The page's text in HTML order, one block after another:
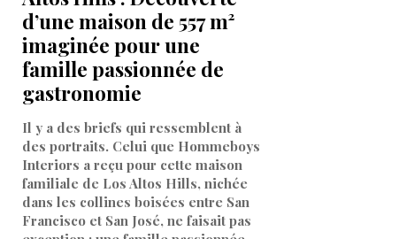
d’une maison de 557 m²
imaginée pour une
famille passionnée de
gastronomie
Il y a des briefs qui ressemblent à
des portraits. Celui que Hommeboys
Interiors a reçu pour cette maison
familiale de Los Altos Hills, nichée
dans les collines boisées entre San
Francisco et San José, ne faisait pas